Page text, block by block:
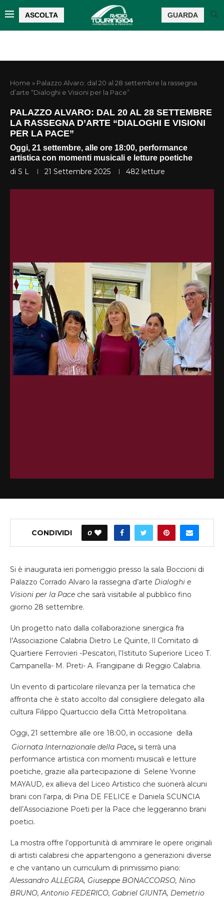
ASCOLTA GUARDA
Home » Palazzo Alvaro: dal 20 al 28 settembre la rassegna
d’arte “Dialoghi e Visioni per la Pace”
PALAZZO ALVARO: DAL 20 AL 28 SETTEMBRE
LA RASSEGNA D’ARTE “DIALOGHI E VISIONI
PER LA PACE”
Oggi, 21 settembre, alle ore 18:00, performance
artistica con momenti musicali e letture poetiche
di S L 21 Settembre 2025 482 letture
CONDIVIDI 0
Si è inaugurata ieri pomeriggio presso la sala Boccioni di
Palazzo Corrado Alvaro la rassegna d’arte Dialoghi e
Visioni per la Pace che sarà visitabile al pubblico fino
giorno 28 settembre.
Un progetto nato dalla collaborazione sinergica fra
l’Associazione Calabria Dietro Le Quinte, Il Comitato di
Quartiere Ferrovieri -Pescatori, l’Istituto Superiore Liceo T.
Campanella- M. Preti- A. Frangipane di Reggio Calabria.
Un evento di particolare rilevanza per la tematica che
affronta che è stato accolto dal consigliere delegato alla
cultura Filippo Quartuccio della Città Metropolitana.
Oggi, 21 settembre alle ore 18:00, in occasione della
Giornata Internazionale della Pace, si terrà una
performance artistica con momenti musicali e letture
poetiche, grazie alla partecipazione di Selene Yvonne
MAYAUD, ex allieva del Liceo Artistico che suonerà alcuni
brani con l’arpa, di Pina DE FELICE e Daniela SCUNCIA
dell’Associazione Poeti per la Pace che leggeranno brani
poetici.
La mostra offre l’opportunità di ammirare le opere originali
di artisti calabresi che appartengono a generazioni diverse
e che vantano un curriculum di primissimo piano:
Alessandro ALLEGRA, Giuseppe BONACCORSO, Nino
BRUNO, Antonio FEDERICO, Gabriel GIUNTA, Demetrio